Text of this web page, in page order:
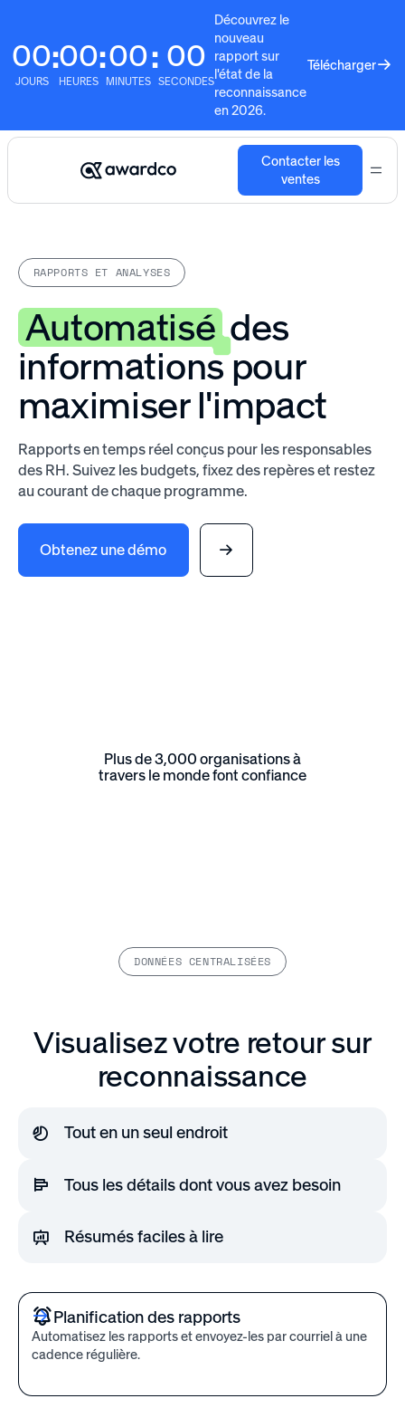
00
JOURS
:00
HEURES
:00
MINUTES
: 00
SECONDES
Découvrez le
nouveau
rapport sur
l'état de la
reconnaissance
en 2026.
Télécharger
Contacter les
ventes
RAPPORTS ET ANALYSES
Automatisédes
informations pour
maximiser l'impact
Rapports en temps réel conçus pour les responsables
des RH. Suivez les budgets, fixez des repères et restez
au courant de chaque programme.
Obtenez une démo
Plus de 3,000 organisations à
travers le monde font confiance
DONNÉES CENTRALISÉES
Visualisez votre retour sur
reconnaissance
Tout en un seul endroit
de bord unique qui vous donne des mises à
pour guider vos programmes de
Tous les détails dont vous avez besoin
dépenses, vos rachats et la façon dont vos
avez besoin pour rester au courant.
Résumés faciles à lire
données, parfaits pour repérer les tendances
ou créer votre prochaine présentation
exceptionnelle.
Planification des rapports
Automatisez les rapports et envoyez-les par courriel à une
cadence régulière.